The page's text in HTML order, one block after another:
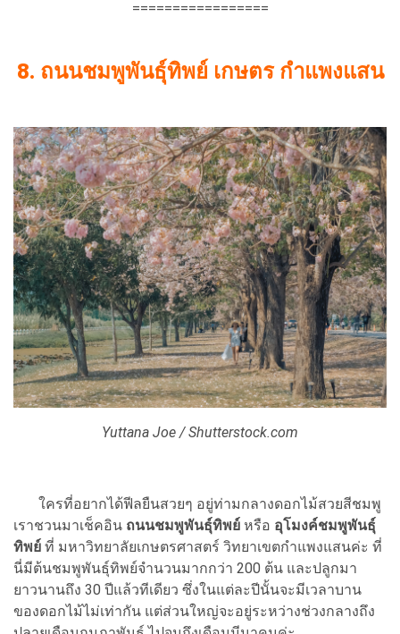
=================
8. ถนนชมพูพันธุ์ทิพย์ เกษตร กำแพงแสน
Yuttana Joe / Shutterstock.com
ใครที่อยากได้ฟีลยืนสวยๆ อยู่ท่ามกลางดอกไม้สวยสีชมพู
เราชวนมาเช็คอิน ถนนชมพูพันธุ์ทิพย์ หรือ อุโมงค์ชมพูพันธุ์
ทิพย์ ที่ มหาวิทยาลัยเกษตรศาสตร์ วิทยาเขตกำแพงแสนค่ะ ที่
นี่มีต้นชมพูพันธุ์ทิพย์จำนวนมากกว่า 200 ต้น และปลูกมา
ยาวนานถึง 30 ปีแล้วทีเดียว ซึ่งในแต่ละปีนั้นจะมีเวลาบาน
ของดอกไม้ไม่เท่ากัน แต่ส่วนใหญ่จะอยู่ระหว่างช่วงกลางถึง